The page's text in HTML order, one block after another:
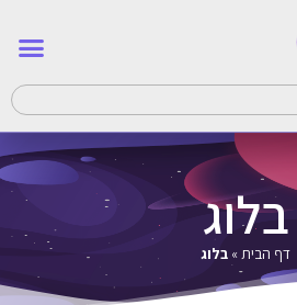
בלוג
דף הבית» בלוג